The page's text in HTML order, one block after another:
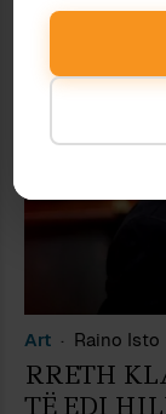
Art Raino Isto
RRETH
TË EDI